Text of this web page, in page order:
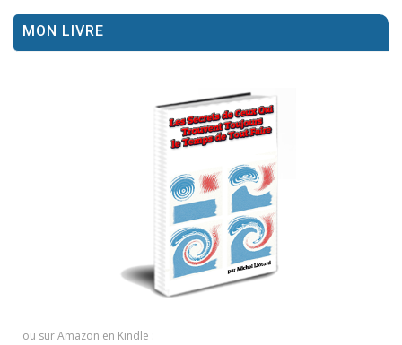
MON LIVRE
ou sur Amazon en Kindle :